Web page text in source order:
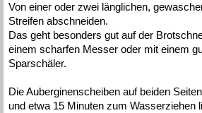
Von einer oder zwei länglichen,
Streifen abschneiden.
Das geht besonders gut auf der
einem scharfen Messer oder mit einem
Sparschäler.
Die Auberginenscheiben auf beiden
und etwa 15 Minuten zum Wasserziehen